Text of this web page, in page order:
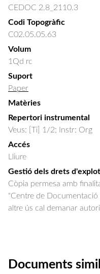
CEDOC 2.8_2110.3
Codi Topogràfic
C02.05.05.63
Volum
1Qd rc
Suport
Paper
Matèries
Repertori instrumental
Veus: [Ti] 1/2; Instr: Org
Accés
Lliure
Gestió dels drets
Còpia permesa amb
"Centre de Documentació
altre ús cal demanar
Documents